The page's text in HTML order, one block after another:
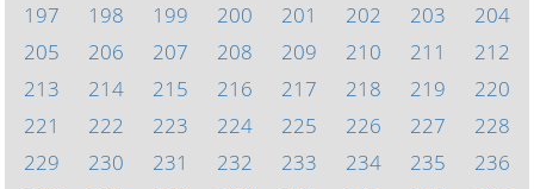
197
198 199 200 201 202 203
204
205
206 207 208 209 210 211
212
213
214 215 216 217 218 219
220
221
222 223 224 225 226 227
228
229
230 231 232 233 234 235
236